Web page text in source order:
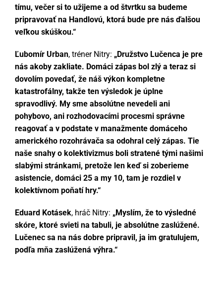
tímu, večer si to užijeme a od štvrtku sa budeme
pripravovať na Handlovú, ktorá bude pre nás ďalšou
veľkou skúškou.“
Ľubomír Urban, tréner Nitry: „Družstvo Lučenca je pre
nás akoby zakliate. Domáci zápas bol zlý a teraz si
dovolím povedať, že náš výkon kompletne
katastrofálny, takže ten výsledok je úplne
spravodlivý. My sme absolútne nevedeli ani
pohybovo, ani rozhodovacími procesmi správne
reagovať a v podstate v manažmente domáceho
amerického rozohrávača sa odohral celý zápas. Tie
naše snahy o kolektivizmus boli stratené tými našimi
slabými stránkami, pretože len keď si zoberieme
asistencie, domáci 25 a my 10, tam je rozdiel v
kolektívnom poňatí hry.“
Eduard Kotásek, hráč Nitry: „Myslím, že to výsledné
skóre, ktoré svieti na tabuli, je absolútne zaslúžené.
Lučenec sa na nás dobre pripravil, ja im gratulujem,
podľa mňa zaslúžená výhra.“